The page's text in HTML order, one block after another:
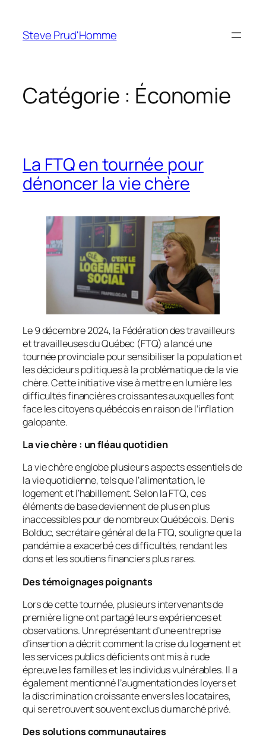
contenu
Steve Prud'Homme
Catégorie : Économie
La FTQ en tournée pour
dénoncer la vie chère
Le 9 décembre 2024, la Fédération des travailleurs
et travailleuses du Québec (FTQ) a lancé une
tournée provinciale pour sensibiliser la population et
les décideurs politiques à la problématique de la vie
chère. Cette initiative vise à mettre en lumière les
difficultés financières croissantes auxquelles font
face les citoyens québécois en raison de l’inflation
galopante.
La vie chère : un fléau quotidien
La vie chère englobe plusieurs aspects essentiels de
la vie quotidienne, tels que l’alimentation, le
logement et l’habillement. Selon la FTQ, ces
éléments de base deviennent de plus en plus
inaccessibles pour de nombreux Québécois. Denis
Bolduc, secrétaire général de la FTQ, souligne que la
pandémie a exacerbé ces difficultés, rendant les
dons et les soutiens financiers plus rares.
Des témoignages poignants
Lors de cette tournée, plusieurs intervenants de
première ligne ont partagé leurs expériences et
observations. Un représentant d’une entreprise
d’insertion a décrit comment la crise du logement et
les services publics déficients ont mis à rude
épreuve les familles et les individus vulnérables. Il a
également mentionné l’augmentation des loyers et
la discrimination croissante envers les locataires,
qui se retrouvent souvent exclus du marché privé.
Des solutions communautaires